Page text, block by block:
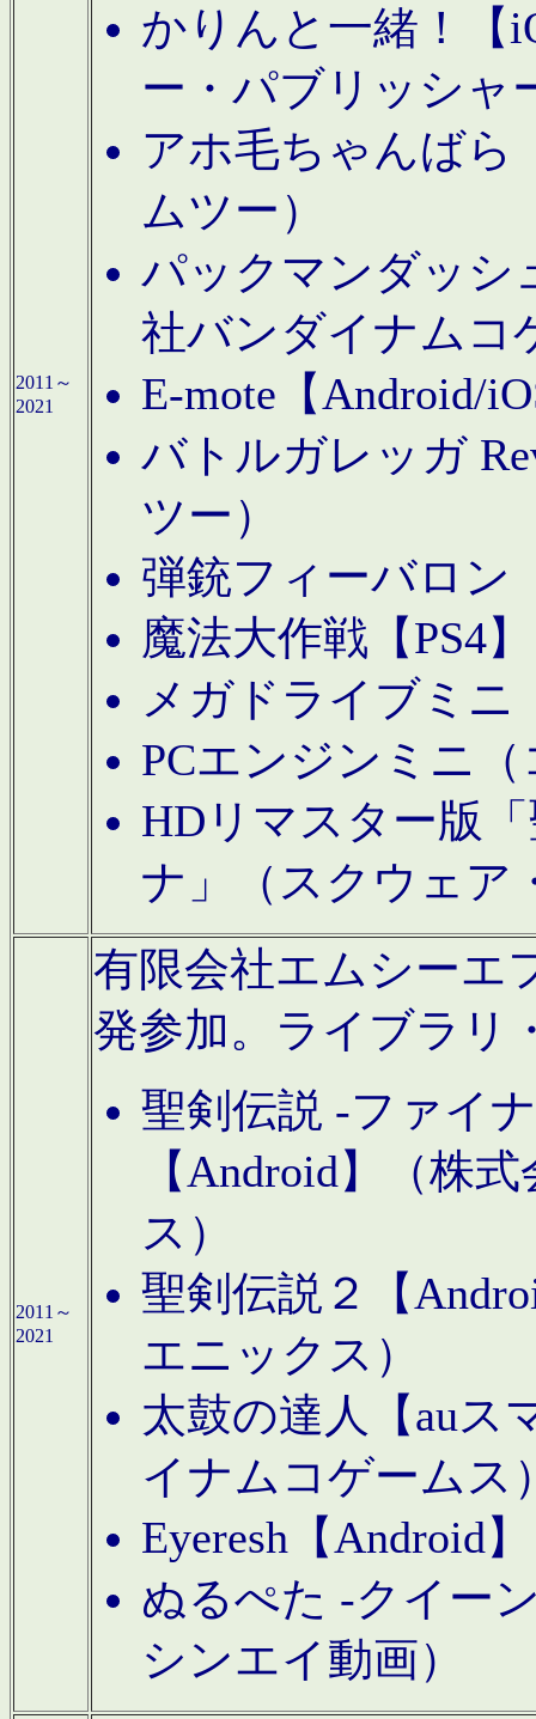
2011～
2021
かりんと一緒！【
ー・パブリッシャ
アホ毛ちゃんばら
ムツー）
パックマンダッシ
社バンダイナムコ
E-mote【Android/
バトルガレッガ
ツー）
弾銃フィーバロン
魔法大作戦【PS4
メガドライブミニ
PCエンジンミニ
HDリマスター版
ナ」（スクウェア
2011～
2021
有限会社エムシーエ
発参加。ライブラリ
聖剣伝説 -ファイ
【Android】（株
ス）
聖剣伝説２【
エニックス）
太鼓の達人【auス
イナムコゲームス
Eyeresh【Android
ぬるぺた -クイー
シンエイ動画）